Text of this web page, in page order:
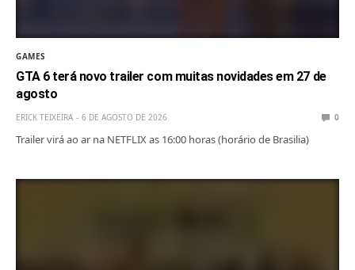
GAMES
GTA 6 terá novo trailer com muitas novidades em 27 de
agosto
ERICK TEIXEIRA 6 DE AGOSTO DE 2026 0
Trailer virá ao ar na NETFLIX as 16:00 horas (horário de Brasilia)